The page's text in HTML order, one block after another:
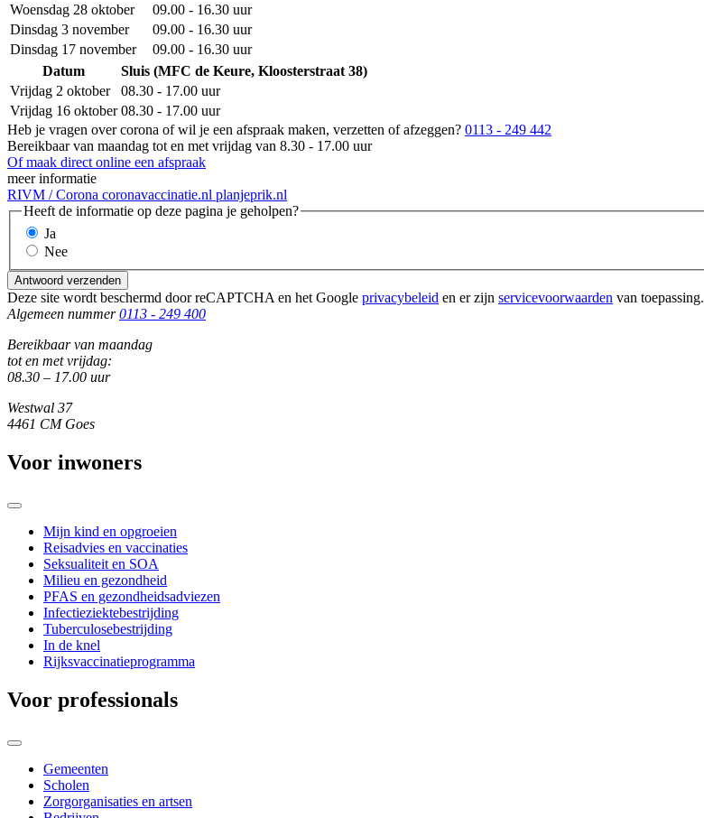
Woensdag 28 oktober
09.00 - 16.30 uur
Dinsdag 3 november
09.00 - 16.30 uur
Dinsdag 17 november
09.00 - 16.30 uur
Datum
Sluis (MFC de Keure, Kloosterstraat 38)
Vrijdag 2 oktober
08.30 - 17.00 uur
Vrijdag 16 oktober 08.30 - 17.00 uur
Heb je vragen over corona of wil je een afspraak maken, verzetten of afzeggen? 0113 - 249 442
Bereikbaar van maandag tot en met vrijdag van 8.30 - 17.00 uur
Of maak direct online een afspraak
meer informatie
RIVM / Corona coronavaccinatie.nl planjeprik.nl
Heeft de informatie op deze pagina je geholpen?
Ja
Nee
Antwoord verzenden
Deze site wordt beschermd door reCAPTCHA en het Google privacybeleid en er zijn servicevoorwaarden van toepassing.
Algemeen nummer 0113 - 249 400
Bereikbaar van maandag
tot en met vrijdag:
08.30 – 17.00 uur
Westwal 37
4461 CM Goes
Voor inwoners
Mijn kind en opgroeien
Reisadvies en vaccinaties
Seksualiteit en SOA
Milieu en gezondheid
PFAS en gezondheidsadviezen
Infectieziektebestrijding
Tuberculosebestrijding
In de knel
Rijksvaccinatieprogramma
Voor professionals
Gemeenten
Scholen
Zorgorganisaties en artsen